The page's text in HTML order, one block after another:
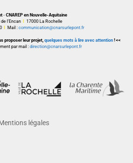
· CNAREP en Nouvelle-Aquitaine
l’Encan
17000 La Rochelle
Mail : communication@cnarsurlepont.fr
proposer leur projet, quelques mots à lire avec attention ! <<
par mail : direction@cnarsurlepont.fr
légales